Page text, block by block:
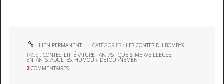
LIEN PERMANENT CATÉGORIES : LES CONTES DU BOMBYX
TAGS :CONTES, LITTÉRATURE FANTASTIQUE & MERVEILLEUSE,
ENFANTS,ADULTES, HUMOUR, DÉTOURNEMENT
2 COMMENTAIRES